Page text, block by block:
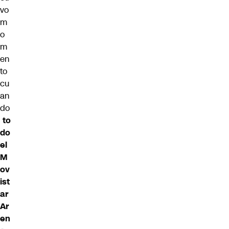
vo
m
o
m
en
to
cu
an
do
to
do
el
M
ov
ist
ar
Ar
en